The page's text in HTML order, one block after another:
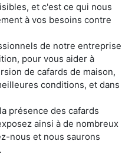
et c'est ce qui nous
à vos besoins contre
de notre entreprise
pour vous aider à
de cafards de maison,
conditions, et dans
présence des cafards
ainsi à de nombreux
nous et nous saurons